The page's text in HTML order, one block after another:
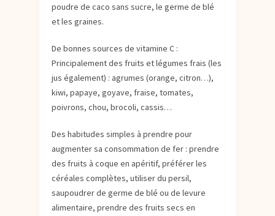
poudre de caco sans sucre, le germe de blé
et les graines.
De bonnes sources de vitamine C :
Principalement des fruits et légumes frais (les
jus également) : agrumes (orange, citron…),
kiwi, papaye, goyave, fraise, tomates,
poivrons, chou, brocoli, cassis…
Des habitudes simples à prendre pour
augmenter sa consommation de fer : prendre
des fruits à coque en apéritif, préférer les
céréales complètes, utiliser du persil,
saupoudrer de germe de blé ou de levure
alimentaire, prendre des fruits secs en